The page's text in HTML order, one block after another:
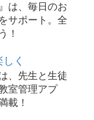
は、毎日のお
サポート。全
！
く
、先生と生徒
室管理アプ
載！